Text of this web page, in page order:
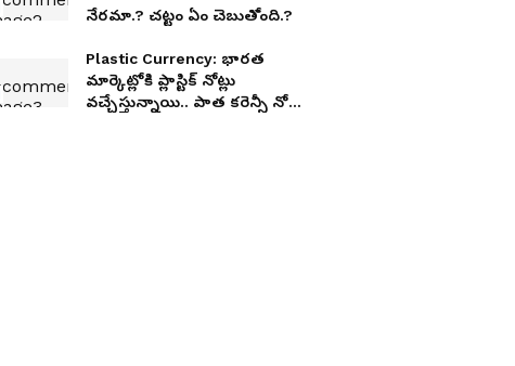
నేరమా.? చ‌ట్టం ఏం చెబుతోంది.?
Plastic Currency: భారత
మార్కెట్లోకి ప్లాస్టిక్ నోట్లు
వచ్చేస్తున్నాయి.. పాత కరెన్సీ నోట్ల